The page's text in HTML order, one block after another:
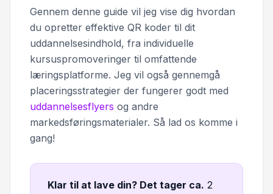
Gennem denne guide vil jeg vise dig hvordan
du opretter effektive QR koder til dit
uddannelsesindhold, fra individuelle
kursuspromoveringer til omfattende
læringsplatforme. Jeg vil også gennemgå
placeringsstrategier der fungerer godt med
uddannelsesflyers og andre
markedsføringsmaterialer. Så lad os komme i
gang!
Klar til at lave din? Det tager ca. 2